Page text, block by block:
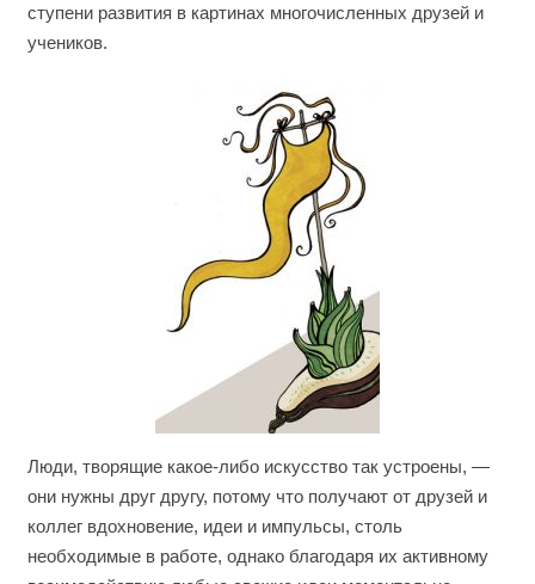
ступени развития в картинах многочисленных друзей и
учеников.
Люди, творящие какое-либо искусство так устроены, —
они нужны друг другу, потому что получают от друзей и
коллег вдохновение, идеи и импульсы, столь
необходимые в работе, однако благодаря их активному